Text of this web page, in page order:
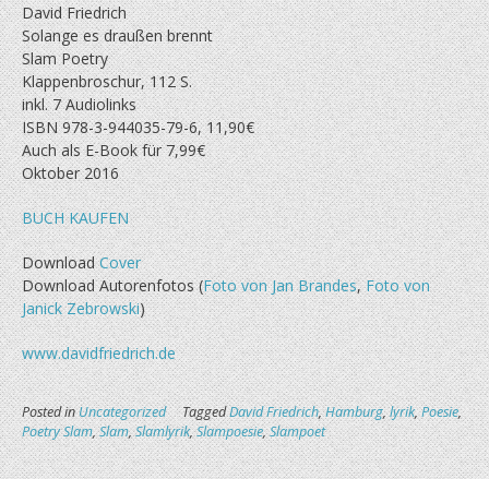
David Friedrich
Solange es draußen brennt
Slam Poetry
Klappenbroschur, 112 S.
inkl. 7 Audiolinks
ISBN 978-3-944035-79-6, 11,90€
Auch als E-Book für 7,99€
Oktober 2016
BUCH KAUFEN
DownloadCover
Download Autorenfotos (Foto von Jan Brandes,Foto von
Janick Zebrowski)
www.davidfriedrich.de
Posted inUncategorized TaggedDavid Friedrich,Hamburg,lyrik,Poesie,
Poetry Slam,Slam,Slamlyrik,Slampoesie,Slampoet